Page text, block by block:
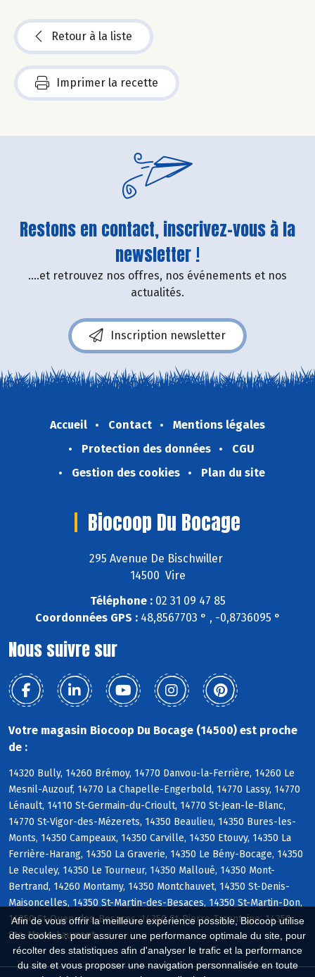
Afin de vous offrir la meilleure expérience possible, Biocoop utilise
des cookies : pour assurer une performance optimale du site, pour
récolter des statistiques afin d'analyser le trafic et la performance
du site et vous proposer une navigation personnalisée en toute
Retour à la liste
Imprimer la recette
Restons en contact, inscrivez-vous à la
newsletter !
....et retrouvez nos offres, nos événements et nos
actualités.
Inscription newsletter
Accueil Contact
Mentions légales
Protection des données
CGU
Gestion des cookies
Plan du site
Biocoop Du Bocage
295 Avenue De Bischwiller
14500 Vire
Téléphone :02 31 09 47 85
Coordonnées GPS :48,8567703 ° , -0,8736095 °
Nous suivre sur
Votre magasin Biocoop Du Bocage (14500) est proche
de :
14320 Bully, 14260 Brémoy, 14770 Danvou-la-Ferrière, 14260 Le
Mesnil-Auzouf, 14770 La Chapelle-Engerbold, 14770 Lassy, 14770
Lénault, 14110 St-Germain-du-Crioult, 14770 St-Jean-le-Blanc,
14770 St-Vigor-des-Mézerets, 14350 Beaulieu, 14350 Bures-les-
Monts, 14350 Campeaux, 14350 Carville, 14350 Etouvy, 14350 La
Ferrière-Harang, 14350 La Graverie, 14350 Le Bény-Bocage, 14350
Le Reculey, 14350 Le Tourneur, 14350 Malloué, 14350 Mont-
Bertrand, 14260 Montamy, 14350 Montchauvet, 14350 St-Denis-
Maisoncelles, 14350 St-Martin-des-Besaces, 14350 St-Martin-Don,
14350 St-Ouen-des-Besaces, 14350 St-Pierre-Tarentaine, 14350
Ste-Marie-Laumont